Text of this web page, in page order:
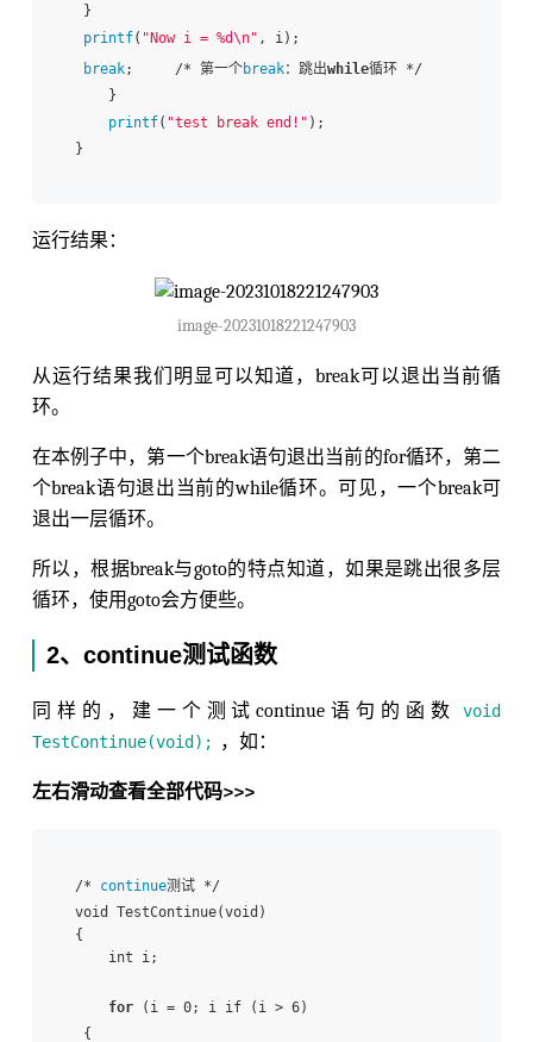
}
printf( "Now i = %d\n" , i);
break;     /* 第一个break：跳出while循环 */
}
printf( "test break end!" );
运行结果：
image-20231018221247903
从运行结果我们明显可以知道，break可以退出当前循
环。
在本例子中，第一个break语句退出当前的for循环，第二
个break语句退出当前的while循环。可见，一个break可
退出一层循环。
所以，根据break与goto的特点知道，如果是跳出很多层
循环，使用goto会方便些。
2、continue测试函数
同样的，建一个测试continue语句的函数
void
TestContinue(void);
，如：
左右滑动查看全部代码>>>
/* continue测试 */
void TestContinue(void)
{
int i;
for (i = 0; i if (i > 6)
{